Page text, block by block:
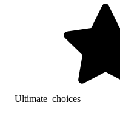
Ultimate_choices